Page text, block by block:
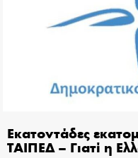
Εκατοντάδες
ΤΑΙΠΕΔ – Γιατί η